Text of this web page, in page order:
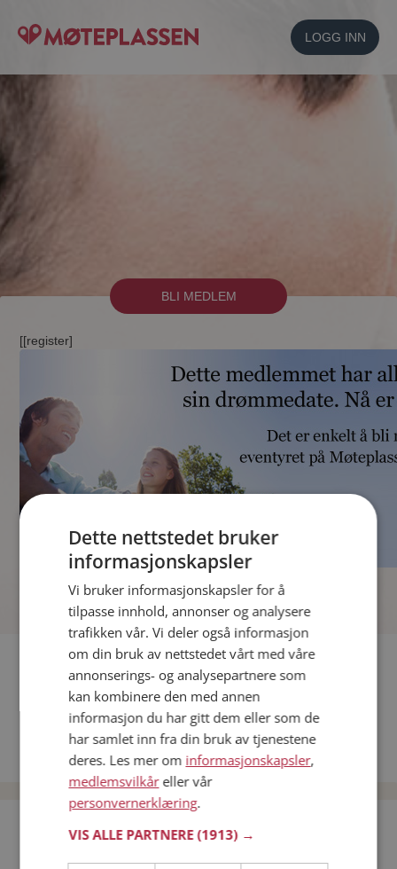
LOGG INN
BLI MEDLEM
[[register]
Fler single
Date menn i Norge
Date kvinner i Norge
Bli medlem gratis!
Dette nettstedet bruker
informasjonskapsler
Vi bruker informasjonskapsler for å
tilpasse innhold, annonser og analysere
trafikken vår. Vi deler også informasjon
om din bruk av nettstedet vårt med våre
annonserings- og analysepartnere som
kan kombinere den med annen
informasjon du har gitt dem eller som de
har samlet inn fra din bruk av tjenestene
deres. Les mer om informasjonskapsler,
medlemsvilkåreller vår
personvernerklæring.
VIS ALLE PARTNERE(1913) →